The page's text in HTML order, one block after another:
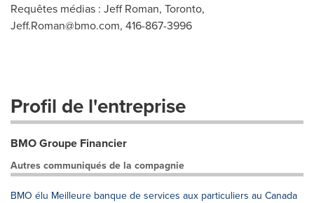
Requêtes médias : Jeff Roman, Toronto,
Jeff.Roman@bmo.com, 416-867-3996
Profil de l'entreprise
BMO Groupe Financier
Autres communiqués de la compagnie
BMO élu Meilleure banque de services aux particuliers au Canada